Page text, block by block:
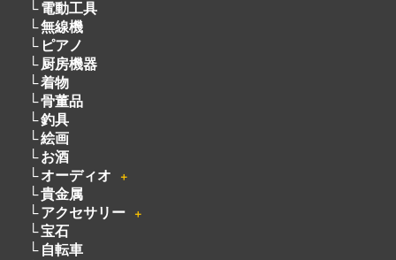
電動工具
無線機
ピアノ
厨房機器
着物
骨董品
釣具
絵画
お酒
オーディオ
＋
貴金属
アクセサリー
＋
宝石
自転車